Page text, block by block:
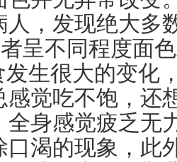
人，发现绝大多
呈不同程度面
发生很大的变化
感觉吃不饱，还
全身感觉疲乏无
口渴的现象，此